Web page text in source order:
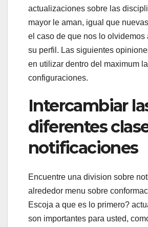
actualizaciones sobre las
mayor le aman, igual que
el caso de que nos lo olvidemos
su perfil. Las siguientes
en utilizar dentro del maximum
configuraciones.
Intercambiar
diferentes
notificaciones
Encuentre una division sobre
alrededor menu sobre
Escoja a que es lo primero?
son importantes para usted,